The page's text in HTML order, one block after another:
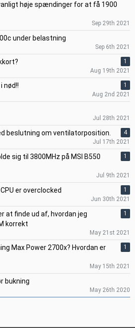
høje spændinger for at få 1900
Sep 29th 2021
under belastning
Sep 6th 2021
1
Aug 19th 2021
nød!!
1
Aug 2nd 2021
Jul 28th 2021
beslutning om ventilatorposition.
4
Jul 17th 2021
sig til 3800MHz på MSI B550
1
Jul 9th 2021
er overclocked
1
Jun 30th 2021
at finde ud af, hvordan jeg
korrekt
1
May 21st 2021
Max Power 2700x? Hvordan er
1
May 15th 2021
bukning
May 26th 2020